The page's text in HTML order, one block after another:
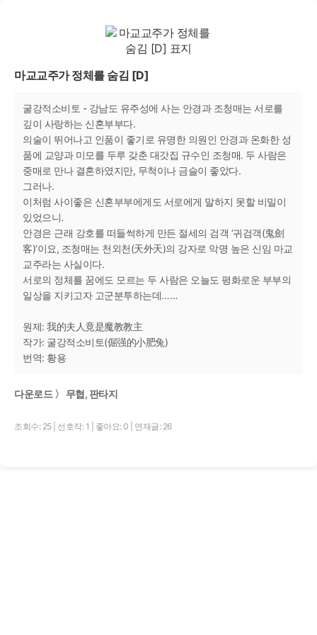
마교교주가 정체를 숨김 [D]
굴강적소비토 - 강남도 유주성에 사는 안경과 조청매는 서로를
깊이 사랑하는 신혼부부다.
의술이 뛰어나고 인품이 좋기로 유명한 의원인 안경과 온화한 성
품에 교양과 미모를 두루 갖춘 대갓집 규수인 조청매. 두 사람은
중매로 만나 결혼하였지만, 무척이나 금슬이 좋았다.
그러나.
이처럼 사이좋은 신혼부부에게도 서로에게 말하지 못할 비밀이
있었으니.
안경은 근래 강호를 떠들썩하게 만든 절세의 검객 ‘귀검객(鬼劍
客)’이요, 조청매는 천외천(天外天)의 강자로 악명 높은 신임 마교
교주라는 사실이다.
서로의 정체를 꿈에도 모르는 두 사람은 오늘도 평화로운 부부의
일상을 지키고자 고군분투하는데……
원제: 我的夫人竟是魔教教主
작가: 굴강적소비토(倔强的小肥兔)
번역: 황용
다운로드 〉 무협, 판타지
조회수: 25 선호작: 1 좋아요: 0 연재글: 26